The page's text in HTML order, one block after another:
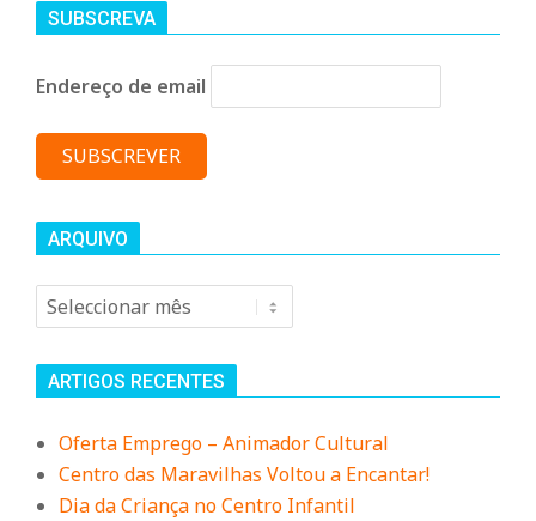
SUBSCREVA
Endereço de email
ARQUIVO
Arquivo
ARTIGOS RECENTES
Oferta Emprego – Animador Cultural
Centro das Maravilhas Voltou a Encantar!
Dia da Criança no Centro Infantil